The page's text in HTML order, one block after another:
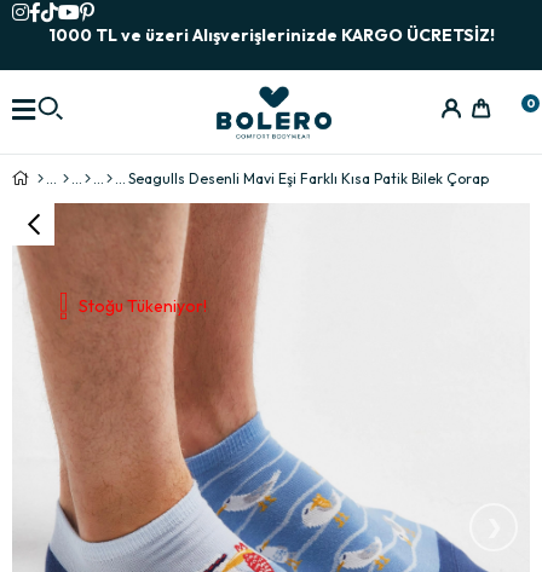
1000 TL ve üzeri Alışverişlerinizde KARGO ÜCRETSİZ!
0
Seagulls Desenli Mavi Eşi Farklı Kısa Patik Bilek Çorap
Stoğu Tükeniyor!